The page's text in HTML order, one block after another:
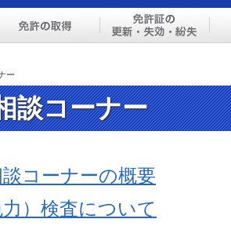
ー
談コーナー
コーナーの概要
）検査について